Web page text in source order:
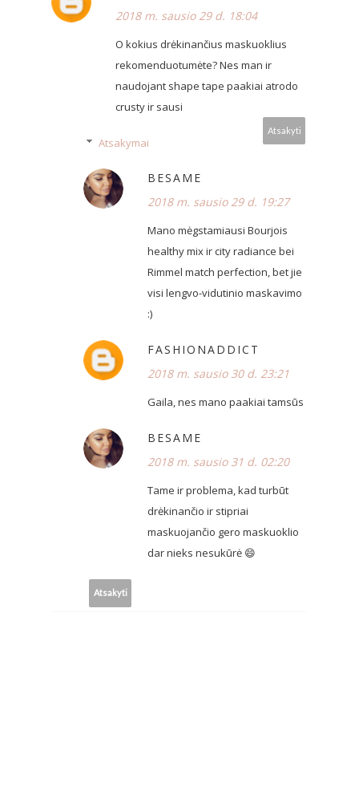
2018 m. sausio 29 d. 18:04
O kokius drėkinančius maskuoklius
rekomenduotumėte? Nes man ir
naudojant shape tape paakiai atrodo
crusty ir sausi
Atsakyti
Atsakymai
BESAME
2018 m. sausio 29 d. 19:27
Mano mėgstamiausi Bourjois
healthy mix ir city radiance bei
Rimmel match perfection, bet jie
visi lengvo-vidutinio maskavimo
:)
FASHIONADDICT
2018 m. sausio 30 d. 23:21
Gaila, nes mano paakiai tamsūs
BESAME
2018 m. sausio 31 d. 02:20
Tame ir problema, kad turbūt
drėkinančio ir stipriai
maskuojančio gero maskuoklio
dar nieks nesukūrė 😄
Atsakyti